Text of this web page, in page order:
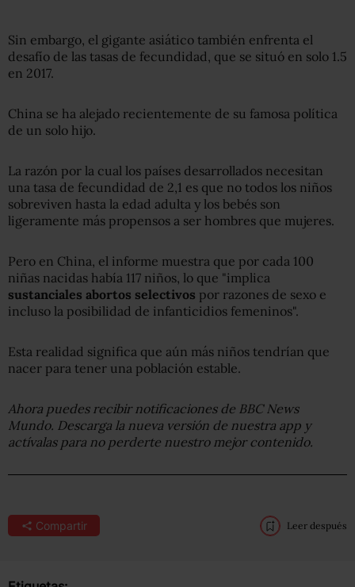
Sin embargo, el gigante asiático también enfrenta el
desafío de las tasas de fecundidad, que se situó en solo 1.5
en 2017.
China se ha alejado recientemente de su famosa política
de un solo hijo.
La razón por la cual los países desarrollados necesitan
una tasa de fecundidad de 2,1 es que no todos los niños
sobreviven hasta la edad adulta y los bebés son
ligeramente más propensos a ser hombres que mujeres.
Pero en China, el informe muestra que por cada 100
niñas nacidas había 117 niños, lo que "implica
sustanciales abortos selectivos por razones de sexo e
incluso la posibilidad de infanticidios femeninos".
Esta realidad significa que aún más niños tendrían que
nacer para tener una población estable.
Ahora puedes recibir notificaciones de BBC News
Mundo. Descarga la nueva versión de nuestra app y
actívalas para no perderte nuestro mejor contenido.
Compartir Leer después